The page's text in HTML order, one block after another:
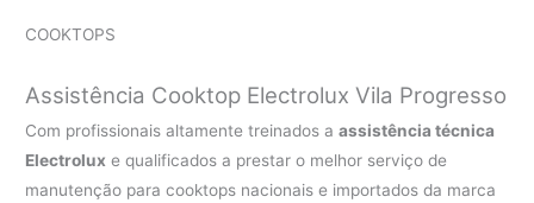
COOKTOPS
Assistência Cooktop Electrolux Vila Progresso
Com profissionais altamente treinados aassistência técnica
Electrolux e qualificados a prestar o melhor serviço de
manutenção para cooktops nacionais e importados da marca